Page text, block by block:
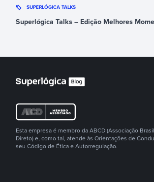
SUPERLÓGICA TALKS
Superlógica Talks – Edição Melhores
Esta empresa é membro da ABCD (Associação
Direto) e, como tal, atende às Orientações de
seu Código de Ética e Autorregulação.